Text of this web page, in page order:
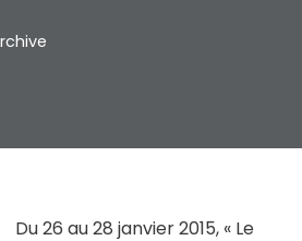
Du 26 au 28 janvier 2015, « Le